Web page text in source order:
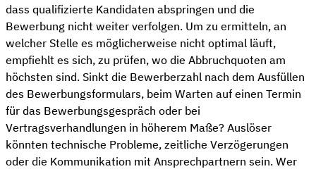
dass qualifizierte Kandidaten abspringen und die
Bewerbung nicht weiter verfolgen. Um zu ermitteln, an
welcher Stelle es möglicherweise nicht optimal läuft,
empfiehlt es sich, zu prüfen, wo die Abbruchquoten am
höchsten sind. Sinkt die Bewerberzahl nach dem Ausfüllen
des Bewerbungsformulars, beim Warten auf einen Termin
für das Bewerbungsgespräch oder bei
Vertragsverhandlungen in höherem Maße? Auslöser
könnten technische Probleme, zeitliche Verzögerungen
oder die Kommunikation mit Ansprechpartnern sein. Wer